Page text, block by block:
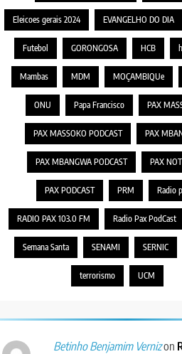
Eleicoes gerais 2024 EVANGELHO DO DIA
Futebol GORONGOSA HCB
Mambas MDM MOÇAMBIQUe
ONU Papa Francisco PAX
PAX MASSOKO PODCAST PAX
PAX MBANGWA PODCAST PAX
PAX PODCAST PRM Radio
RADIO PAX 103.0 FM Radio Pax PodCast
Semana Santa SENAMI SERNIC
terrorismo UCM
Betinho Benjamim Vernizon